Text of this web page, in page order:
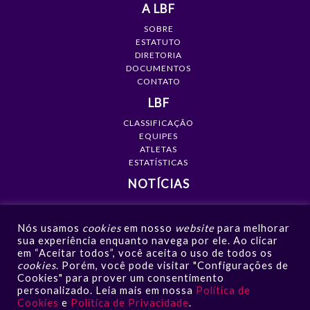
A LBF
SOBRE
ESTATUTO
DIRETORIA
DOCUMENTOS
CONTATO
LBF
CLASSIFICAÇÃO
EQUIPES
ATLETAS
ESTATÍSTICAS
NOTÍCIAS
GALERIAS
VÍDEOS
NOTÍCIAS
CONTATO
Nós usamos cookies em nosso website para melhorar
sua experiência enquanto navega por ele. Ao clicar
em “Aceitar todos”, você aceita o uso de todos os
cookies. Porém, você pode visitar "Configurações de
Cookies" para prover um consentimento
personalizado. Leia mais em nossa Política de
Cookies e Política de Privacidade.